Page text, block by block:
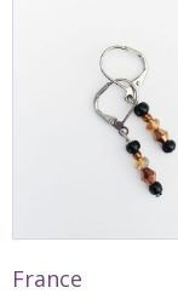
France